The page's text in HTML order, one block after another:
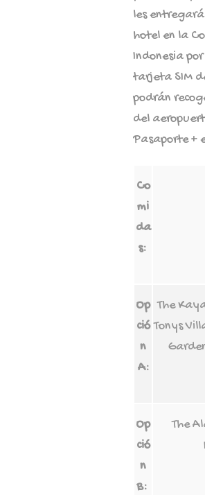
les
hotel en la
Indonesia por
tarjeta SIM
podrán
del
Pasaporte +
Co
mi
da
s:
Op
ció
n
A:
The
Tonys
Op
ció
n
B:
The